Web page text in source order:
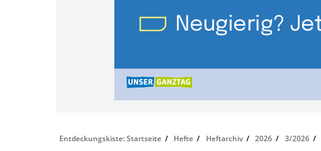
Entdeckungskiste: Startseite Hefte Heftarchiv 2026 3/2026